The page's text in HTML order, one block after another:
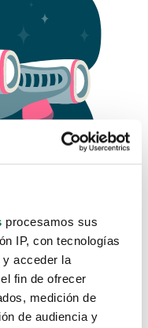
procesamos sus
IP, con tecnologías
acceder la
fin de ofrecer
medición de
de audiencia y
como
aquí.